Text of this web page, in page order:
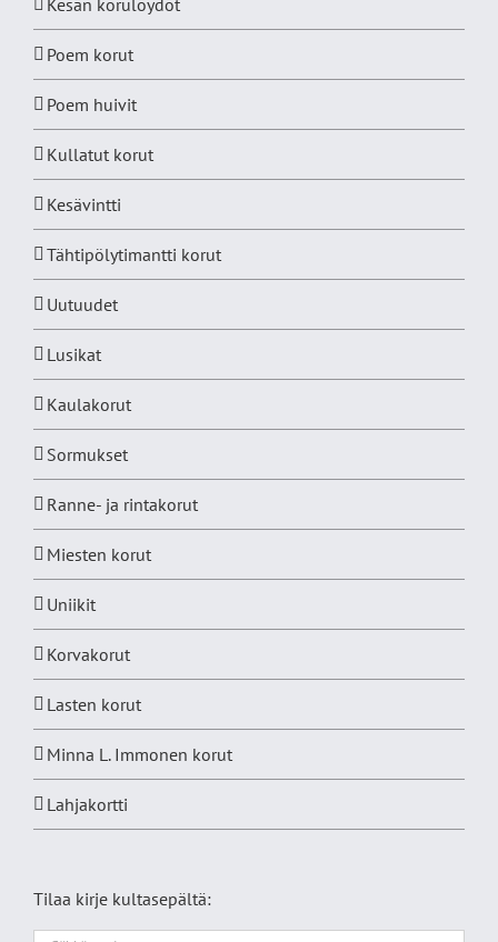
Kesän korulöydöt
Poem korut
Poem huivit
Kullatut korut
Kesävintti
Tähtipölytimantti korut
Uutuudet
Lusikat
Kaulakorut
Sormukset
Ranne- ja rintakorut
Miesten korut
Uniikit
Korvakorut
Lasten korut
Minna L. Immonen korut
Lahjakortti
Tilaa kirje kultasepältä: